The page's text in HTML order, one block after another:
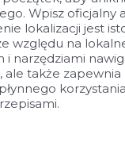
Wpisz
lokalizacji jest
względu na
i narzędziami
także